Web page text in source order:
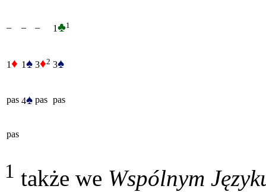
– – – 1♣1
1♦ 1♠ 3♦2 3♠
pas 4♠ pas pas
pas
1 także we Wspólnym